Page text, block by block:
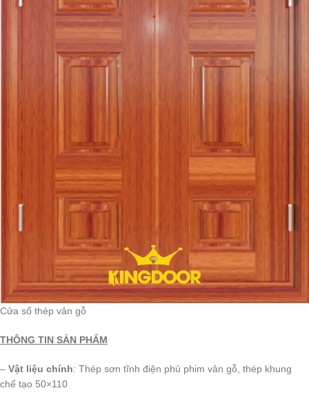
Cửa sổ thép vân gỗ
THÔNG TIN SẢN PHẨM
– Vật liệu chính: Thép sơn tĩnh điện phủ phim vân gỗ, thép khung
chế tạo 50×110